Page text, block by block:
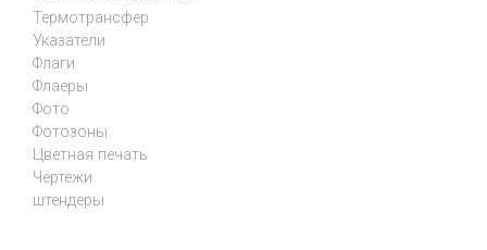
Термотрансфер
Указатели
Флаги
Флаеры
Фото
Фотозоны
Цветная печать
Чертежи
штендеры